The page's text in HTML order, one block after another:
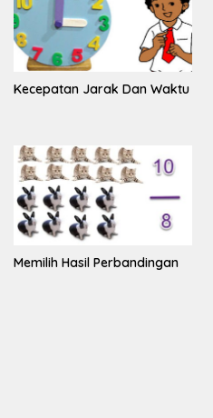
Kecepatan Jarak Dan Waktu
Memilih Hasil Perbandingan